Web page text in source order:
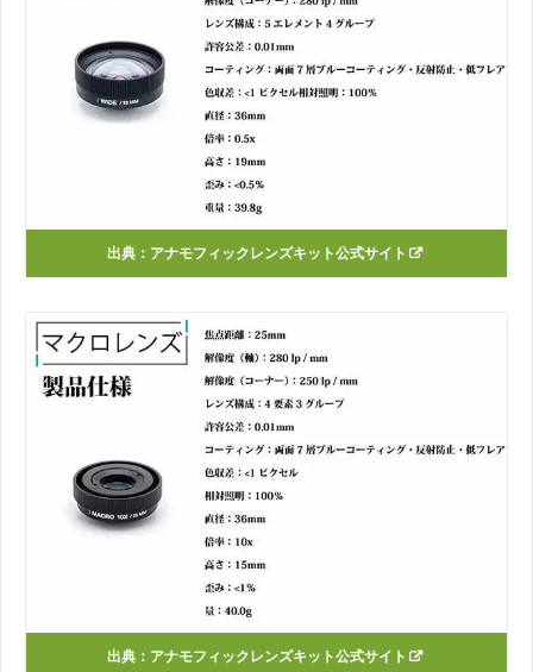
出典：アナモフィックレンズキット公式サイト
出典：アナモフィックレンズキット公式サイト